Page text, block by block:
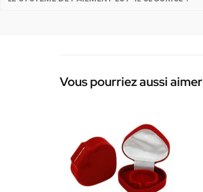
Vous pourriez aussi aimer